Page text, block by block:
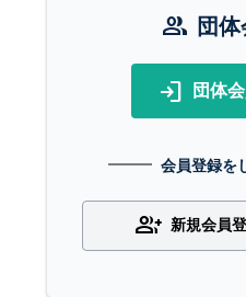
group 団
login 団体
会員登録を
group_add 新規会員